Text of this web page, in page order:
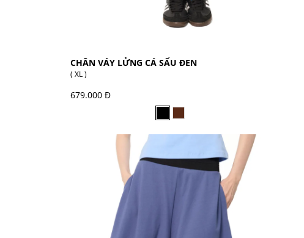
CHÂN VÁY LỬNG CÁ SẤU ĐEN
( XL )
679.000 Đ